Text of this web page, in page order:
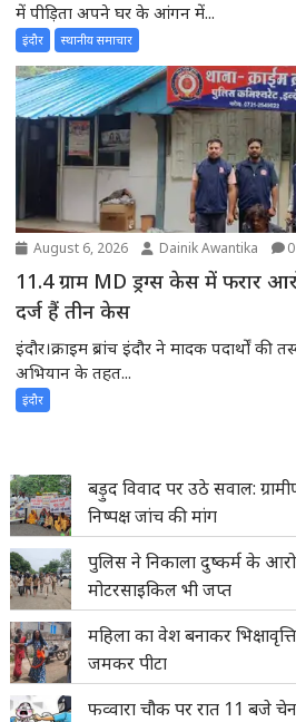
में पीड़िता अपने घर के आंगन में...
इंदौर स्थानीय समाचार
August 6, 2026 Dainik Awantika 0
11.4 ग्राम MD ड्रग्स केस में फरार
दर्ज हैं तीन केस
इंदौर।क्राइम ब्रांच इंदौर ने मादक पदार्थों
अभियान के तहत...
इंदौर
बड़ुद विवाद पर उठे सवाल:
निष्पक्ष जांच की मांग
पुलिस ने निकाला दुष्कर्म के
मोटरसाइकिल भी जप्त
महिला का वेश बनाकर
जमकर पीटा
फव्वारा चौक पर रात 11 बजे